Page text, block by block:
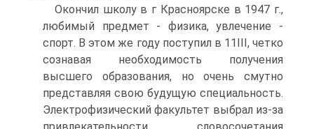
Окончил школу в г Красноярске в 1947 г.,
любимый предмет - физика, увлечение -
спорт. В этом же году поступил в 11III, четко
сознавая необходимость получения
высшего образования, но очень смутно
представляя свою будущую специальность.
Электрофизический факультет выбрал из-за